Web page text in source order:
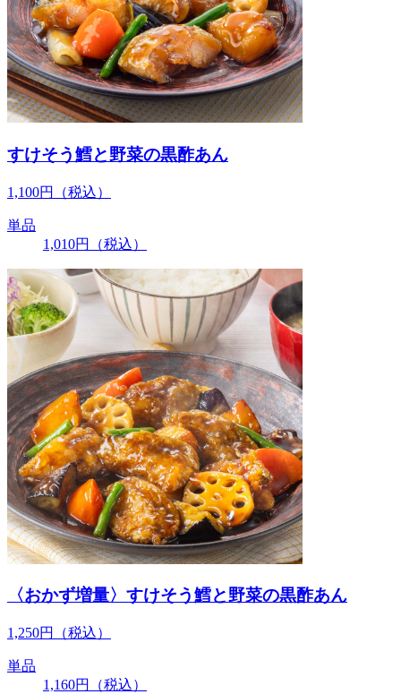
すけそう鱈と野菜の黒酢あん
1,100円 （税込）
単品
1,010円 （税込）
〈おかず増量〉すけそう鱈と野菜の黒酢あん
1,250円 （税込）
単品
1,160円 （税込）